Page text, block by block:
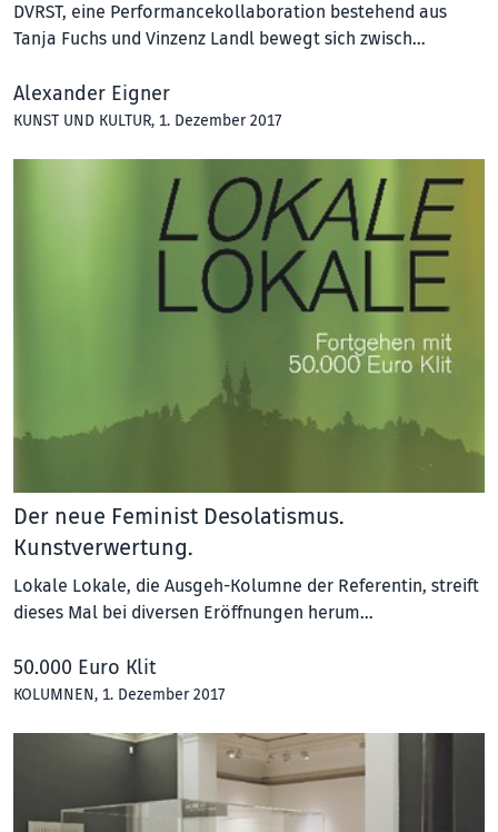
DVRST, eine Performancekollaboration bestehend aus
Tanja Fuchs und Vinzenz Landl bewegt sich zwisch…
Alexander Eigner
KUNST UND KULTUR, 1. Dezember 2017
Der neue Feminist Desolatismus.
Kunstverwertung.
Lokale Lokale, die Ausgeh-Kolumne der Referentin, streift
dieses Mal bei diversen Eröffnungen herum…
50.000 Euro Klit
KOLUMNEN, 1. Dezember 2017